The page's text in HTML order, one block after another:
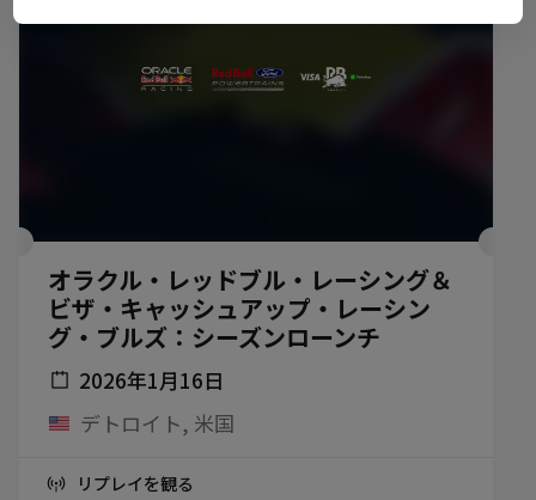
オラクル・レッドブル・レーシング＆
ビザ・キャッシュアップ・レーシン
グ・ブルズ：シーズンローンチ
2026年1月16日
デトロイト, 米国
リプレイを観る